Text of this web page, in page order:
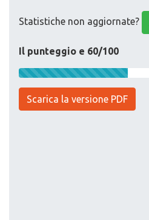
Statistiche non aggiornate?
Il punteggio e 60/100
Scarica la versione PDF